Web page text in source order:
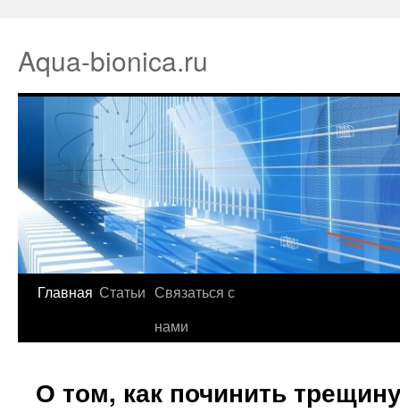
Aqua-bionica.ru
Главная Статьи Связаться с
нами
О том, как починить